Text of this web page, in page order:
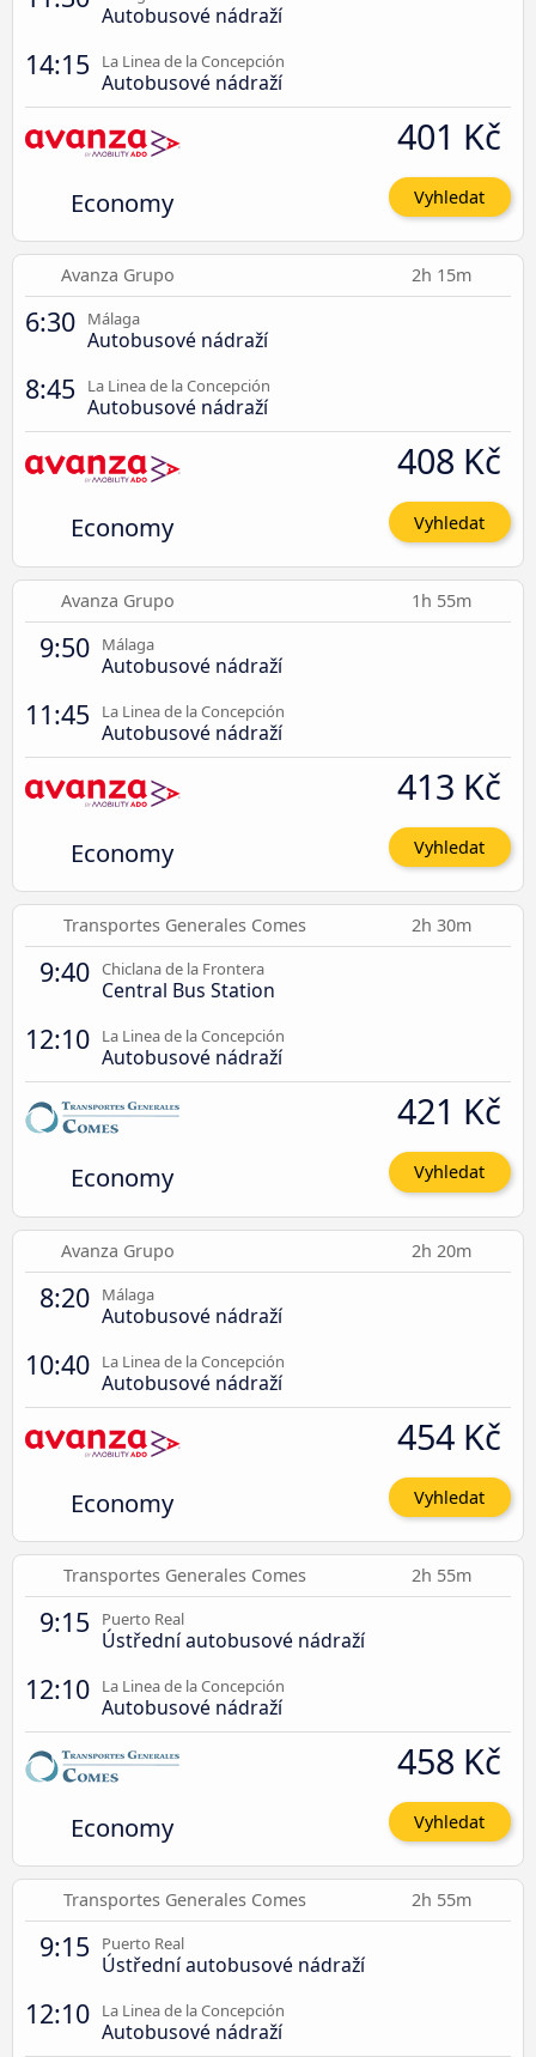
Autobusové nádraží
14:15 La Linea de la Concepción
Autobusové nádraží
Economy
401 Kč
Vyhledat
Avanza Grupo 2h 15m
6:30 Málaga
Autobusové nádraží
8:45 La Linea de la Concepción
Autobusové nádraží
Economy
408 Kč
Vyhledat
Avanza Grupo 1h 55m
9:50 Málaga
Autobusové nádraží
11:45 La Linea de la Concepción
Autobusové nádraží
Economy
413 Kč
Vyhledat
Transportes Generales Comes 2h 30m
9:40 Chiclana de la Frontera
Central Bus Station
12:10 La Linea de la Concepción
Autobusové nádraží
Economy
421 Kč
Vyhledat
Avanza Grupo 2h 20m
8:20 Málaga
Autobusové nádraží
10:40 La Linea de la Concepción
Autobusové nádraží
Economy
454 Kč
Vyhledat
Transportes Generales Comes 2h 55m
9:15 Puerto Real
Ústřední autobusové nádraží
12:10 La Linea de la Concepción
Autobusové nádraží
Economy
458 Kč
Vyhledat
Transportes Generales Comes 2h 55m
9:15 Puerto Real
Ústřední autobusové nádraží
12:10 La Linea de la Concepción
Autobusové nádraží